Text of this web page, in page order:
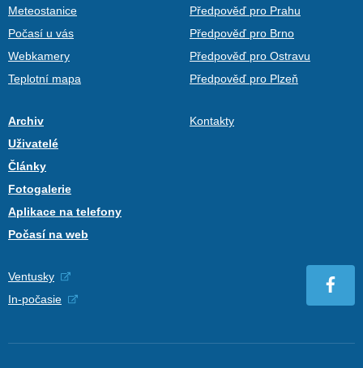
Meteostanice
Počasí u vás
Webkamery
Teplotní mapa
Předpověď pro Prahu
Předpověď pro Brno
Předpověď pro Ostravu
Předpověď pro Plzeň
Archiv
Uživatelé
Články
Fotogalerie
Aplikace na telefony
Počasí na web
Kontakty
Ventusky
In-počasie